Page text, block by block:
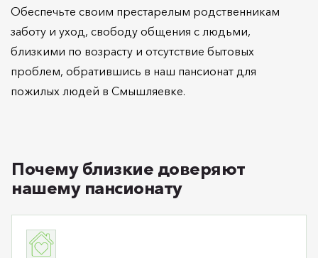
Обеспечьте своим престарелым родственникам
заботу и уход, свободу общения с людьми,
близкими по возрасту и отсутствие бытовых
проблем, обратившись в наш пансионат для
пожилых людей в Смышляевке.
Почему близкие доверяют
нашему пансионату